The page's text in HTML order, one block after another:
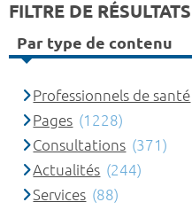
FILTRE DE RÉSULTATS
Par type de contenu
Professionnels de santé
Pages (1228)
Consultations (371)
Actualités (244)
Services (88)